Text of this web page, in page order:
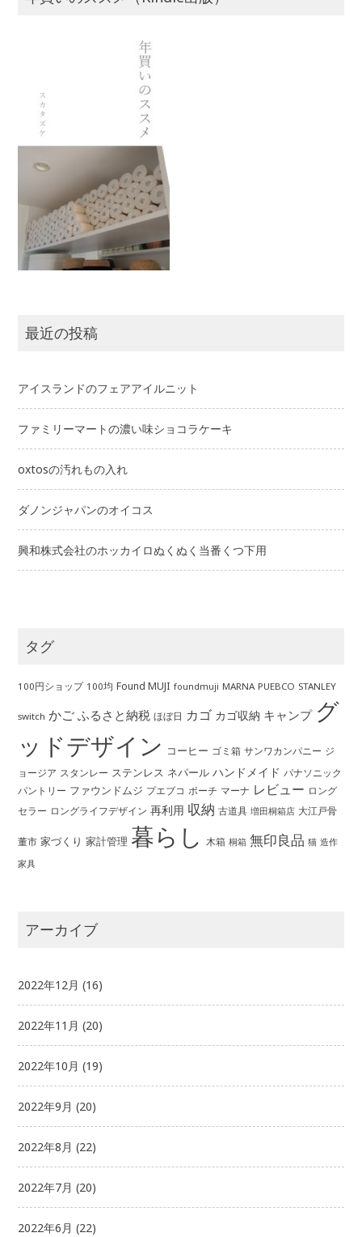
最近の投稿
アイスランドのフェアアイルニット
ファミリーマートの濃い味ショコラケーキ
oxtosの汚れもの入れ
ダノンジャパンのオイコス
興和株式会社のホッカイロぬくぬく当番くつ下用
タグ
100円ショップ 100均 Found MUJI foundmuji MARNA PUEBCO STANLEY
switch かご ふるさと納税 ほぼ日 カゴ カゴ収納 キャンプ グ
ッドデザイン コーヒー ゴミ箱 サンワカンパニー ジ
ョージア スタンレー ステンレス ネパール ハンドメイド パナソニック
パントリー ファウンドムジ プエブコ ポーチ マーナ レビュー ロング
セラー ロングライフデザイン 再利用 収納 古道具 増田桐箱店 大江戸骨
董市 家づくり 家計管理 暮らし 木箱 桐箱 無印良品 猫 造作
家具
アーカイブ
2022年12月 (16)
2022年11月 (20)
2022年10月 (19)
2022年9月 (20)
2022年8月 (22)
2022年7月 (20)
2022年6月 (22)